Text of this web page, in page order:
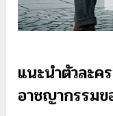
แนะนำตัวละค
อาชญากรรมข